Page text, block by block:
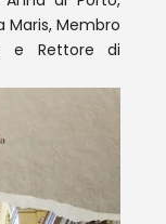
Maris, Membro
e Rettore di